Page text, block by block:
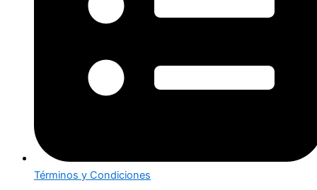
Términos y Condiciones